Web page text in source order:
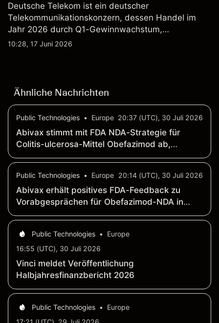
Deutsche Telekom ist ein deutscher
Telekommunikationskonzern, dessen Handel im
Jahr 2026 durch Q1-Gewinnwachstum,
Aktienrückkäufe und Berichte über einen möglichen
10:28, 17 Juni 2026
Ähnliche Nachrichten
Public Technologies • Europe 20:37 (UTC), 30 Juli 2026
Abivax stimmt mit FDA NDA-Strategie für
Colitis-ulcerosa-Mittel Obefazimod ab,
Einreichung bis Ende 2026 geplant
Public Technologies • Europe 20:14 (UTC), 30 Juli 2026
Abivax erhält positives FDA-Feedback zu
Vorabgesprächen für Obefazimod-NDA in
Colitis ulcerosa
Public Technologies •
Europe
16:55 (UTC), 30 Juli 2026
Vinci meldet Veröffentlichung
Halbjahresfinanzbericht 2026
Public Technologies •
Europe